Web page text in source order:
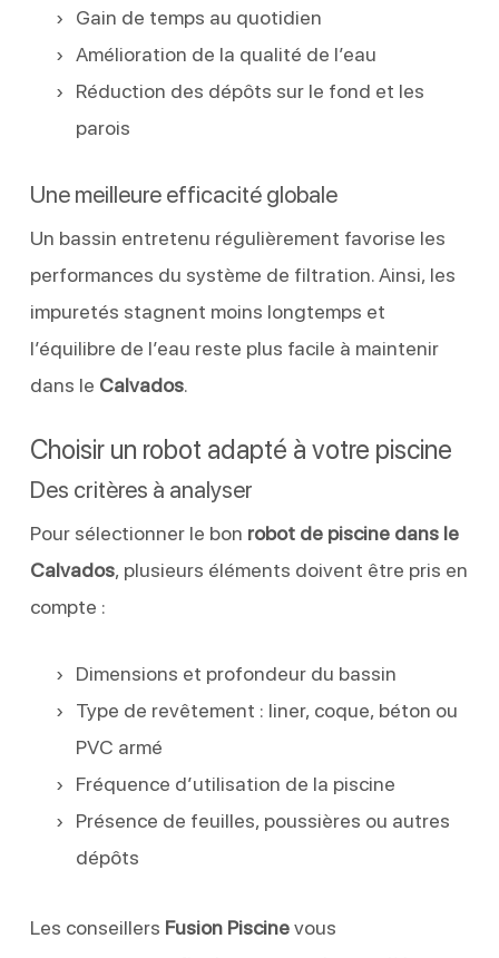
Gain de temps au quotidien
Amélioration de la qualité de l’eau
Réduction des dépôts sur le fond et les
parois
Une meilleure efficacité globale
Un bassin entretenu régulièrement favorise les
performances du système de filtration. Ainsi, les
impuretés stagnent moins longtemps et
l’équilibre de l’eau reste plus facile à maintenir
dans le Calvados.
Choisir un robot adapté à votre piscine
Des critères à analyser
Pour sélectionner le bon robot de piscine dans le
Calvados, plusieurs éléments doivent être pris en
compte :
Dimensions et profondeur du bassin
Type de revêtement : liner, coque, béton ou
PVC armé
Fréquence d’utilisation de la piscine
Présence de feuilles, poussières ou autres
dépôts
Les conseillers Fusion Piscinevous